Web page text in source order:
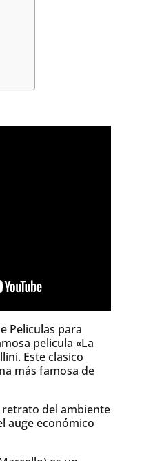
Peliculas para
pelicula «La
Este clasico
más famosa de
retrato del ambiente
auge económico